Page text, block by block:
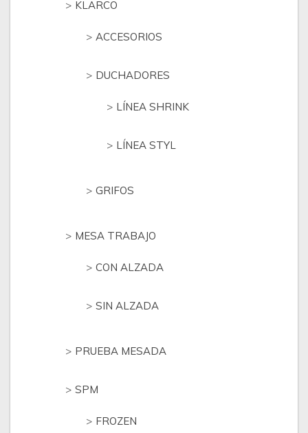
KLARCO
ACCESORIOS
DUCHADORES
LÍNEA SHRINK
LÍNEA STYL
GRIFOS
MESA TRABAJO
CON ALZADA
SIN ALZADA
PRUEBA MESADA
SPM
FROZEN